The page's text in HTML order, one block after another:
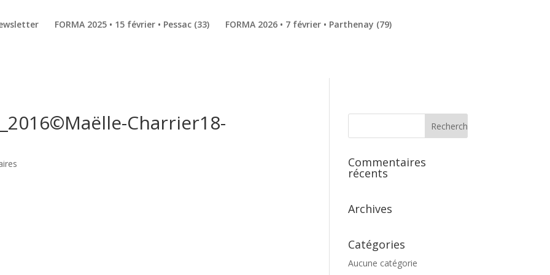
FORMA 2025 • 15 février • Pessac (33) FORMA 2026 • 7 février • Parthenay (79)
Charrier18-
Commentaires
récents
Archives
Catégories
Aucune catégorie